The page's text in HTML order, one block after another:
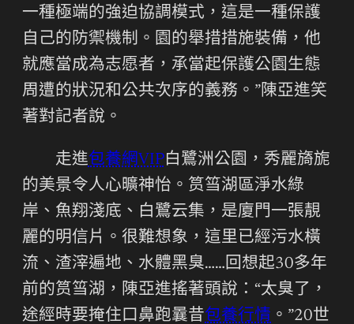
一種極端的強迫協調模式，這是一種保護
自己的防禦機制。園的舉措措施裝備，他
就應當成為志愿者，承當起保護公園生態
周遭的狀況和公共次序的義務。”陳亞進笑
著對記者說。
走進包養網VIP白鷺洲公園，秀麗旖旎
的美景令人心曠神怡。筼筜湖區淨水綠
岸、魚翔淺底、白鷺云集，是廈門一張靚
麗的明信片。很難想象，這里已經污水橫
流、渣滓遍地、水體黑臭……回想起30多年
前的筼筜湖，陳亞進搖著頭說：“太臭了，
途經時要掩住口鼻跑曩昔包養行情 。”20世